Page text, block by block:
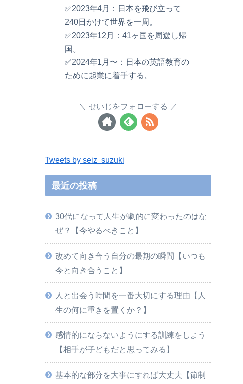
✅2023年4月：日本を飛び立って
240日かけて世界を一周。
✅2023年12月：41ヶ国を周遊し帰
国。
✅2024年1月〜：日本の英語教育の
ために起業に着手する。
せいじをフォローする
Tweets by seiz_suzuki
最近の投稿
30代になって人生が劇的に変わったのはな
ぜ？【今やるべきこと】
改めて向き合う自分の最期の瞬間【いつも
今と向き合うこと】
人と出会う時間を一番大切にする理由【人
生の何に重きを置くか？】
感情的にならないようにする訓練をしよう
【相手が子どもだと思ってみる】
基本的な部分を大事にすれば大丈夫【節制